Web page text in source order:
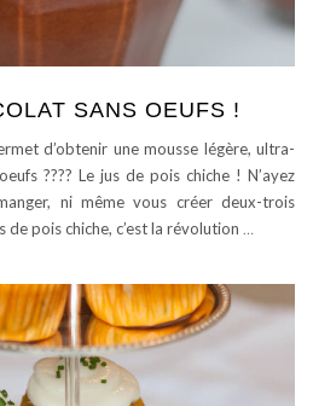
SANS OEUFS !
d’obtenir une mousse légère, ultra-
???? Le jus de pois chiche ! N’ayez
ni même vous créer deux-trois
pois chiche, c’est la révolution …